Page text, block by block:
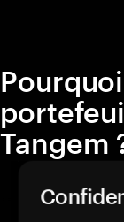
Tangem